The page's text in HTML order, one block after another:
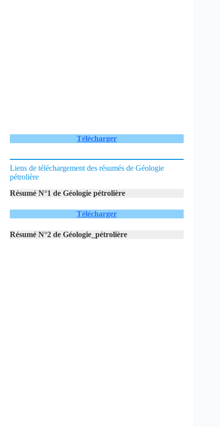
Télécharger
Liens de téléchargement des résumés de Géologie
pétrolière
Résumé N°1 de Géologie pétrolière
Télécharger
Résumé N°2 de Géologie_pétrolière